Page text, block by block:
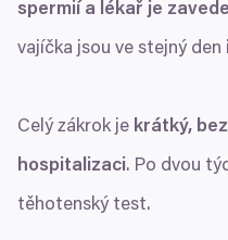
spermií a lékař je
vajíčka jsou ve stejný den
Celý zákrok je krátký,
hospitalizaci. Po dvou
těhotenský test.